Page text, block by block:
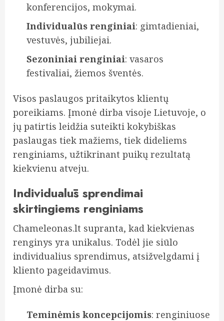
konferencijos, mokymai.
Individualūs renginiai: gimtadieniai,
vestuvės, jubiliejai.
Sezoniniai renginiai: vasaros
festivaliai, žiemos šventės.
Visos paslaugos pritaikytos klientų
poreikiams. Įmonė dirba visoje Lietuvoje, o
jų patirtis leidžia suteikti kokybiškas
paslaugas tiek mažiems, tiek dideliems
renginiams, užtikrinant puikų rezultatą
kiekvienu atveju.
Individualūs sprendimai
skirtingiems renginiams
Chameleonas.lt supranta, kad kiekvienas
renginys yra unikalus. Todėl jie siūlo
individualius sprendimus, atsižvelgdami į
kliento pageidavimus.
Įmonė dirba su:
Teminėmis koncepcijomis: renginiuose